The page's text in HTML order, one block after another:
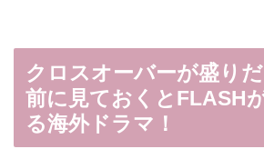
クロスオーバーが盛り
前に見ておくとFLASH
る海外ドラマ！